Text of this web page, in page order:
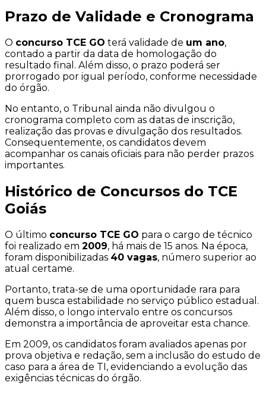
Prazo de Validade e Cronograma
O concurso TCE GO terá validade de um ano,
contado a partir da data de homologação do
resultado final. Além disso, o prazo poderá ser
prorrogado por igual período, conforme necessidade
do órgão.
No entanto, o Tribunal ainda não divulgou o
cronograma completo com as datas de inscrição,
realização das provas e divulgação dos resultados.
Consequentemente, os candidatos devem
acompanhar os canais oficiais para não perder prazos
importantes.
Histórico de Concursos do TCE
Goiás
O último concurso TCE GO para o cargo de técnico
foi realizado em 2009, há mais de 15 anos. Na época,
foram disponibilizadas 40 vagas, número superior ao
atual certame.
Portanto, trata-se de uma oportunidade rara para
quem busca estabilidade no serviço público estadual.
Além disso, o longo intervalo entre os concursos
demonstra a importância de aproveitar esta chance.
Em 2009, os candidatos foram avaliados apenas por
prova objetiva e redação, sem a inclusão do estudo de
caso para a área de TI, evidenciando a evolução das
exigências técnicas do órgão.